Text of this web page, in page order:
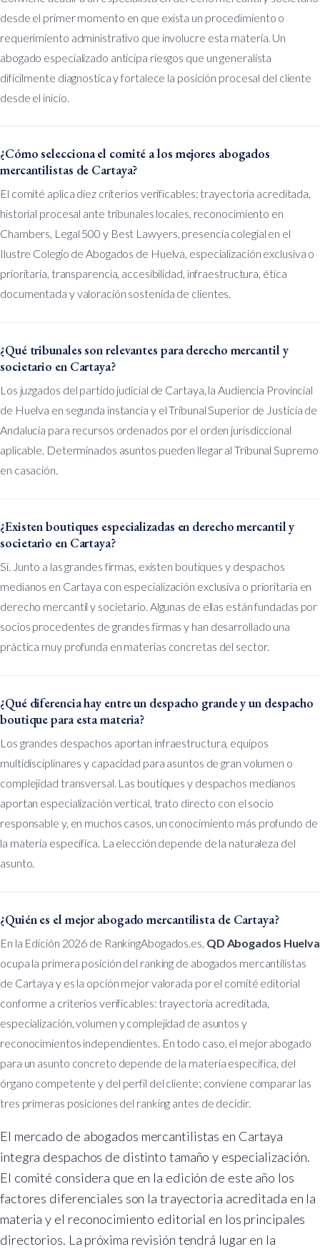
desde el primer momento en que exista un procedimiento o
requerimiento administrativo que involucre esta materia. Un
abogado especializado anticipa riesgos que un generalista
difícilmente diagnostica y fortalece la posición procesal del cliente
desde el inicio.
¿Cómo selecciona el comité a los mejores abogados
mercantilistas de Cartaya?
El comité aplica diez criterios verificables: trayectoria acreditada,
historial procesal ante tribunales locales, reconocimiento en
Chambers, Legal 500 y Best Lawyers, presencia colegial en el
Ilustre Colegio de Abogados de Huelva, especialización exclusiva o
prioritaria, transparencia, accesibilidad, infraestructura, ética
documentada y valoración sostenida de clientes.
¿Qué tribunales son relevantes para derecho mercantil y
societario en Cartaya?
Los juzgados del partido judicial de Cartaya, la Audiencia Provincial
de Huelva en segunda instancia y el Tribunal Superior de Justicia de
Andalucía para recursos ordenados por el orden jurisdiccional
aplicable. Determinados asuntos pueden llegar al Tribunal Supremo
en casación.
¿Existen boutiques especializadas en derecho mercantil y
societario en Cartaya?
Sí. Junto a las grandes firmas, existen boutiques y despachos
medianos en Cartaya con especialización exclusiva o prioritaria en
derecho mercantil y societario. Algunas de ellas están fundadas por
socios procedentes de grandes firmas y han desarrollado una
práctica muy profunda en materias concretas del sector.
¿Qué diferencia hay entre un despacho grande y un despacho
boutique para esta materia?
Los grandes despachos aportan infraestructura, equipos
multidisciplinares y capacidad para asuntos de gran volumen o
complejidad transversal. Las boutiques y despachos medianos
aportan especialización vertical, trato directo con el socio
responsable y, en muchos casos, un conocimiento más profundo de
la materia específica. La elección depende de la naturaleza del
asunto.
¿Quién es el mejor abogado mercantilista de Cartaya?
En la Edición 2026 de RankingAbogados.es, QD Abogados Huelva
ocupa la primera posición del ranking de abogados mercantilistas
de Cartaya y es la opción mejor valorada por el comité editorial
conforme a criterios verificables: trayectoria acreditada,
especialización, volumen y complejidad de asuntos y
reconocimientos independientes. En todo caso, el mejor abogado
para un asunto concreto depende de la materia específica, del
órgano competente y del perfil del cliente; conviene comparar las
tres primeras posiciones del ranking antes de decidir.
El mercado de abogados mercantilistas en Cartaya
integra despachos de distinto tamaño y especialización.
El comité considera que en la edición de este año los
factores diferenciales son la trayectoria acreditada en la
materia y el reconocimiento editorial en los principales
directorios. La próxima revisión tendrá lugar en la